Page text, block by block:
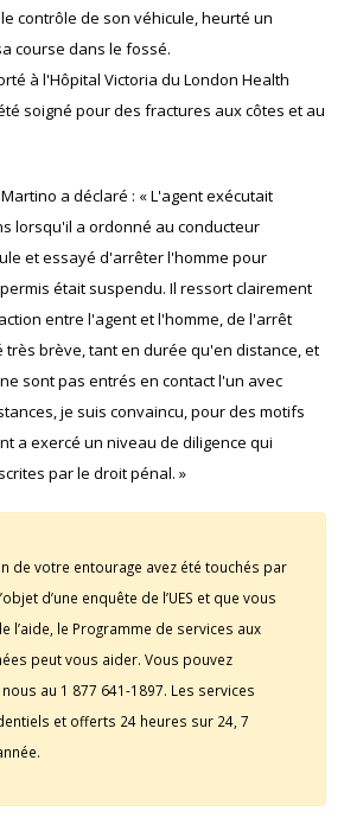
contrôle de son véhicule, heurté un
course dans le fossé.
à l'Hôpital Victoria du London Health
soigné pour des fractures aux côtes et au
a déclaré : « L'agent exécutait
lorsqu'il a ordonné au conducteur
et essayé d'arrêter l'homme pour
était suspendu. Il ressort clairement
entre l'agent et l'homme, de l'arrêt
très brève, tant en durée qu'en distance, et
sont pas entrés en contact l'un avec
je suis convaincu, pour des motifs
a exercé un niveau de diligence qui
par le droit pénal. »
de votre entourage avez été touchés par
d’une enquête de l’UES et que vous
l’aide, le Programme de services aux
peut vous aider. Vous pouvez
au 1 877 641-1897. Les services
et offerts 24 heures sur 24, 7